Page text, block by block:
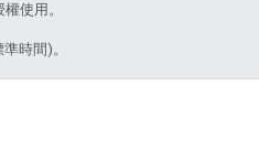
使用。
時間)。